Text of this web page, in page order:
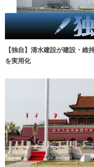
【独自】清水建設が建設・
を実用化